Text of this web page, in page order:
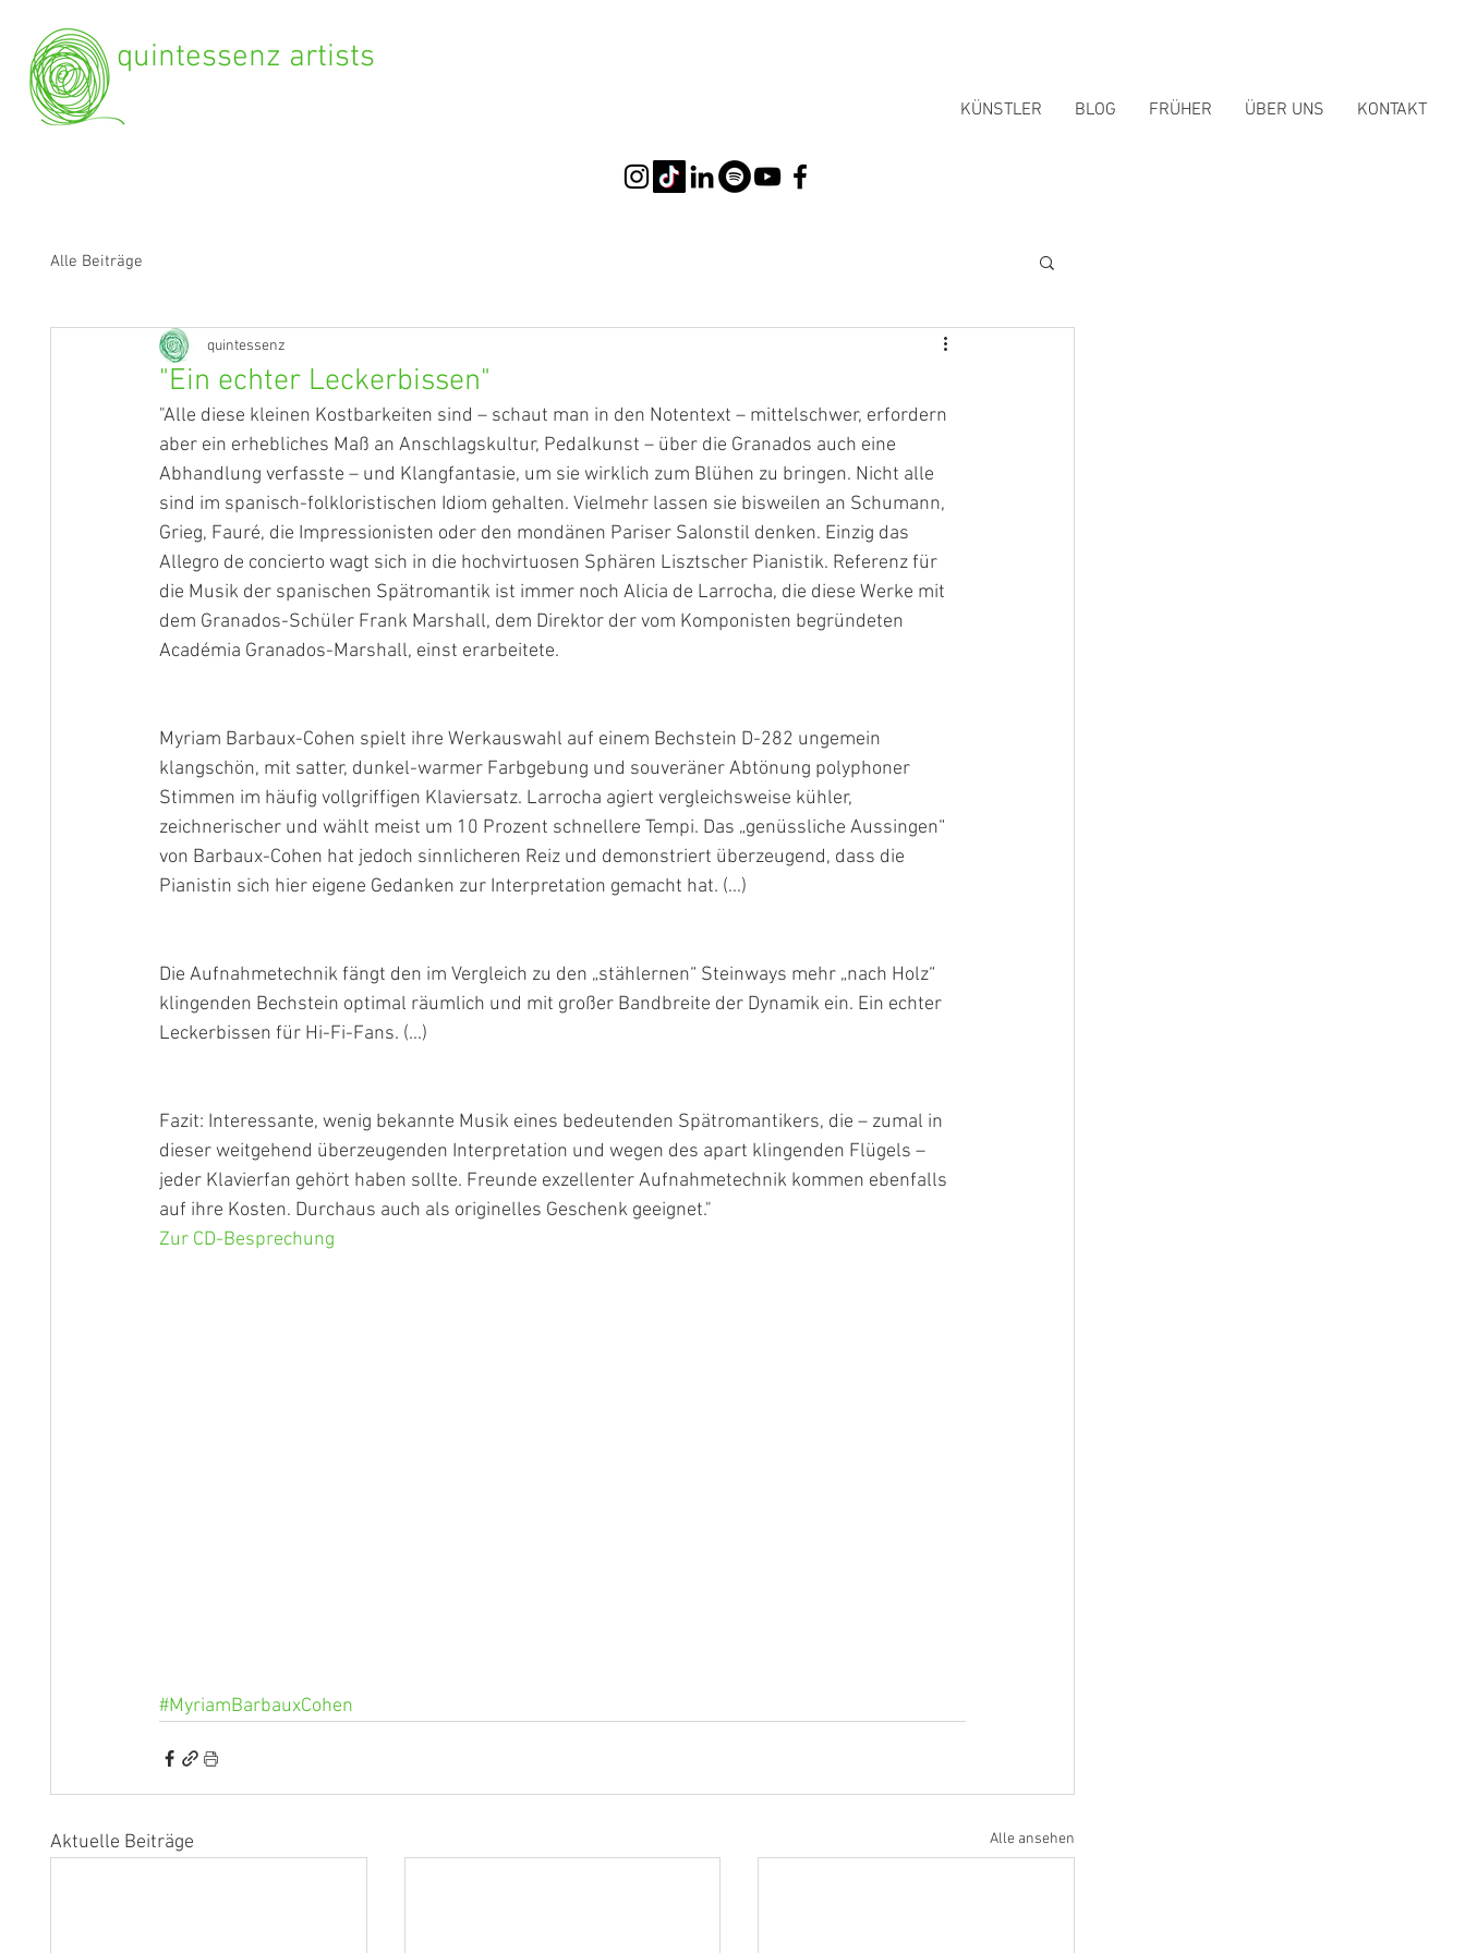
quintessenz artists
KÜNSTLER BLOG FRÜHER ÜBER UNS KONTAKT
Alle Beiträge
"Ein echter Leckerbissen"
quintessenz
"Alle diese kleinen Kostbarkeiten sind – schaut man in den Notentext – mittelschwer, erfordern
aber ein erhebliches Maß an Anschlagskultur, Pedalkunst – über die Granados auch eine
Abhandlung verfasste – und Klangfantasie, um sie wirklich zum Blühen zu bringen. Nicht alle
sind im spanisch-folkloristischen Idiom gehalten. Vielmehr lassen sie bisweilen an Schumann,
Grieg, Fauré, die Impressionisten oder den mondänen Pariser Salonstil denken. Einzig das
Allegro de concierto wagt sich in die hochvirtuosen Sphären Lisztscher Pianistik. Referenz für
die Musik der spanischen Spätromantik ist immer noch Alicia de Larrocha, die diese Werke mit
dem Granados-Schüler Frank Marshall, dem Direktor der vom Komponisten begründeten
Académia Granados-Marshall, einst erarbeitete.
Myriam Barbaux-Cohen spielt ihre Werkauswahl auf einem Bechstein D-282 ungemein
klangschön, mit satter, dunkel-warmer Farbgebung und souveräner Abtönung polyphoner
Stimmen im häufig vollgriffigen Klaviersatz. Larrocha agiert vergleichsweise kühler,
zeichnerischer und wählt meist um 10 Prozent schnellere Tempi. Das „genüssliche Aussingen“
von Barbaux-Cohen hat jedoch sinnlicheren Reiz und demonstriert überzeugend, dass die
Pianistin sich hier eigene Gedanken zur Interpretation gemacht hat. (...)
Die Aufnahmetechnik fängt den im Vergleich zu den „stählernen“ Steinways mehr „nach Holz“
klingenden Bechstein optimal räumlich und mit großer Bandbreite der Dynamik ein. Ein echter
Leckerbissen für Hi-Fi-Fans. (...)
Fazit: Interessante, wenig bekannte Musik eines bedeutenden Spätromantikers, die – zumal in
dieser weitgehend überzeugenden Interpretation und wegen des apart klingenden Flügels –
jeder Klavierfan gehört haben sollte. Freunde exzellenter Aufnahmetechnik kommen ebenfalls
auf ihre Kosten. Durchaus auch als originelles Geschenk geeignet."
Zur CD-Besprechung
#MyriamBarbauxCohen
Aktuelle Beiträge Alle ansehen